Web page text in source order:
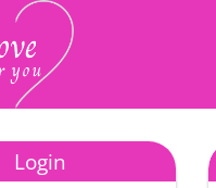
Login